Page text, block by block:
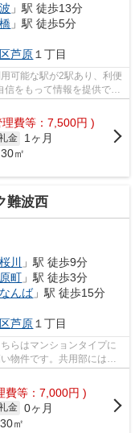
」駅 徒歩13分
」駅 徒歩5分
芦原 １丁目
可能な駅が2駅あり、利便
をもって情報を提供でき
理費等：7,500円 )
金
1ヶ月
㎡
難波西
桜川
」駅 徒歩9分
町 」駅 徒歩3分
なんば」駅 徒歩15分
芦原１丁目
らはマンションタイプに
物件です。共用部にはエ
費等：7,000円 )
金 0ヶ月
㎡